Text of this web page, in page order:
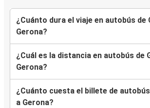
¿Cuánto dura el viaje en autobús de
Gerona?
¿Cuál es la distancia en autobús de
Gerona?
¿Cuánto cuesta el billete de
a Gerona?